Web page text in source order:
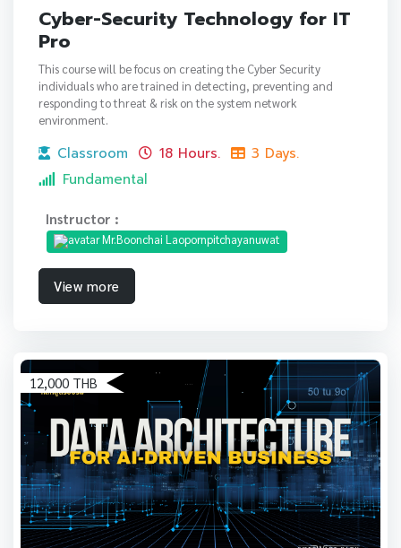
Cyber-Security Technology for IT
Pro
This course will be focus on creating the Cyber Security
individuals who are trained in detecting, preventing and
responding to threat & risk on the system network
environment.
Classroom 18 Hours.
3 Days.
Fundamental
Instructor :
Mr.Boonchai Laopornpitchayanuwat
View more
12,000 THB